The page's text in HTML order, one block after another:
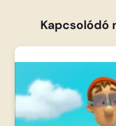
bepattannak menő…
Kapcsolódó